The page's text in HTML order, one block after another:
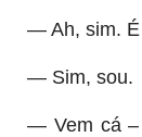
— Ah, sim. É
— Sim, sou.
— Vem cá –